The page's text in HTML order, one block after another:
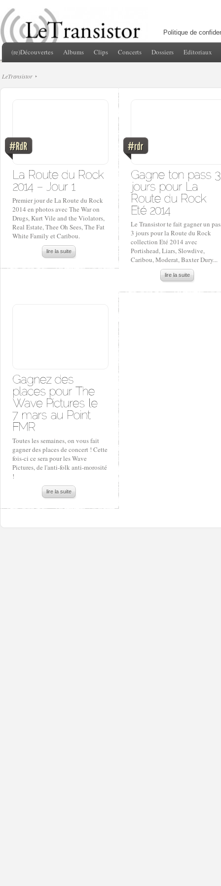
Politique de
(re)Découvertes Albums Clips Concerts Dossiers Editoriaux
LeTransistor
Premier jour de La Route du Rock
2014 en photos avec The War on
Drugs, Kurt Vile and the Violators,
Real Estate, Thee Oh Sees, The Fat
White Family et Caribou.
lire la suite
Le Transistor te fait gagner un
3 jours pour la Route du Rock
collection Eté 2014 avec
Portishead, Liars, Slowdive,
Caribou, Moderat, Baxter Dury...
lire la suite
Toutes les semaines, on vous fait
gagner des places de concert ! Cette
fois-ci ce sera pour les Wave
Pictures, de l'anti-folk anti-morosité
!
lire la suite